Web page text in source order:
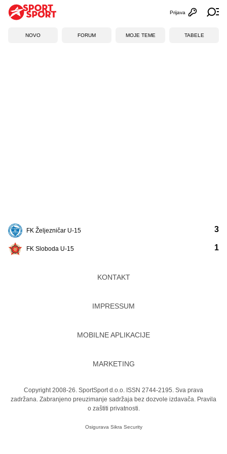
Otvori
Prijava
NOVO FORUM MOJE TEME TABELE
FK Željezničar U-15
FK Sloboda U-15
3
1
KONTAKT
IMPRESSUM
MOBILNE APLIKACIJE
MARKETING
Copyright 2008-26. SportSport d.o.o. ISSN 2744-2195. Sva prava
zadržana. Zabranjeno preuzimanje sadržaja bez dozvole izdavača. Pravila
o zaštiti privatnosti.
Osigurava Sikra Security